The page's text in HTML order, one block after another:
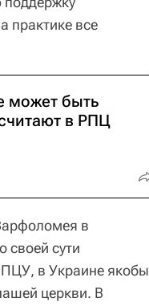
практике все
может быть
в РПЦ
в
своей сути
ПЦУ, в Украине якобы
церкви. В